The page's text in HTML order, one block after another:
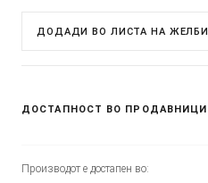
ДОДАДИ ВО ЛИСТА НА ЖЕЛБИ
ДОСТАПНОСТ ВО ПРОДАВНИЦИ
Производот е достапен во: